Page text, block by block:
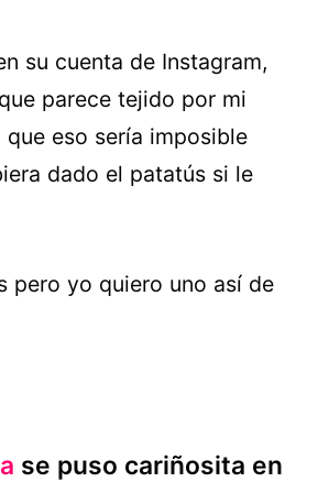
su cuenta de Instagram,
parece tejido por mi
que eso sería imposible
dado el patatús si le
pero yo quiero uno así de
se puso cariñosita en